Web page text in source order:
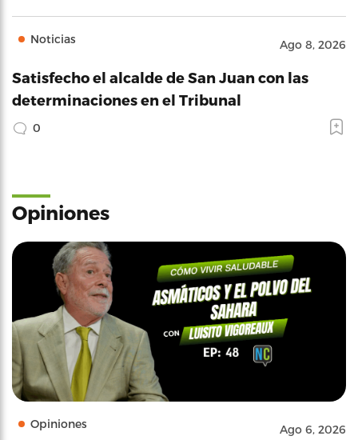
Noticias Ago 8, 2026
Satisfecho el alcalde de San Juan con las
determinaciones en el Tribunal
0
Opiniones
Opiniones Ago 6, 2026